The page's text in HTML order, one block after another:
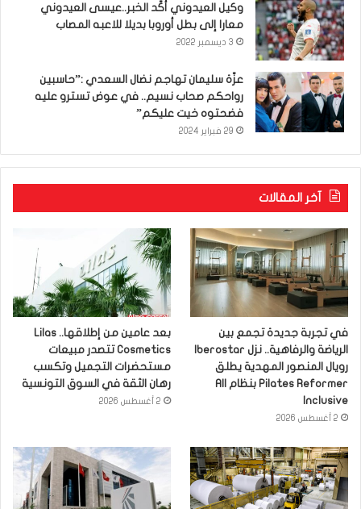
وكيل العيدوني أكّد الخبر..عيسى العيدوني
معارا إلى بطل أوروبا بديلا للاعبه المصاب
3 ديسمبر 2022
عزّة سليمان تهاجم نضال السعدي :”حاسبين
رواحكم صحاب نسيم.. في عوض تسترو عليه
فضحتوه خيت عليكم”
29 فبراير 2024
آخر المقالات
في تجربة جديدة تجمع بين
رويال المنصور المهدية يطلق
Pilates Reformer بنظام All
Inclusive
2 أغسطس 2026
بعد عامين من إطلاقها.. Lilas
Cosmetics تتصدر مبيعات
مستحضرات التجميل وتكسب
رهان الثقة في السوق التونسية
2 أغسطس 2026